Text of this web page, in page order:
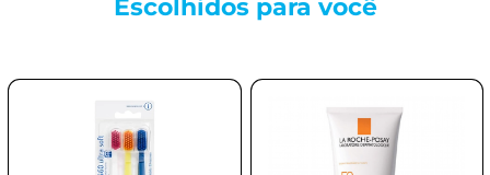
Escolhidos para você